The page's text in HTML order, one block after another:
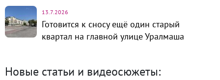
13.7.2026
Готовится к сносу ещё один старый
квартал на главной улице Уралмаша
Новые статьи и видеосюжеты: